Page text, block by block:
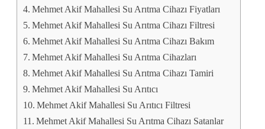
Mehmet Akif Mahallesi Su Arıtma Cihazı Fiyatları
Mehmet Akif Mahallesi Su Arıtma Cihazı Filtresi
Mehmet Akif Mahallesi Su Arıtma Cihazı Bakım
Mehmet Akif Mahallesi Su Arıtma Cihazları
Mehmet Akif Mahallesi Su Arıtma Cihazı Tamiri
Mehmet Akif Mahallesi Su Arıtıcı
Mehmet Akif Mahallesi Su Arıtıcı Filtresi
Mehmet Akif Mahallesi Su Arıtma Cihazı Satanlar